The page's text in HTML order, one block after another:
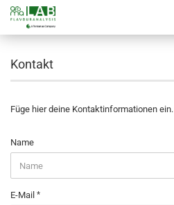
Kontakt
Füge hier deine Kontaktinformationen ein.
KONTAKT
Name
E-Mail